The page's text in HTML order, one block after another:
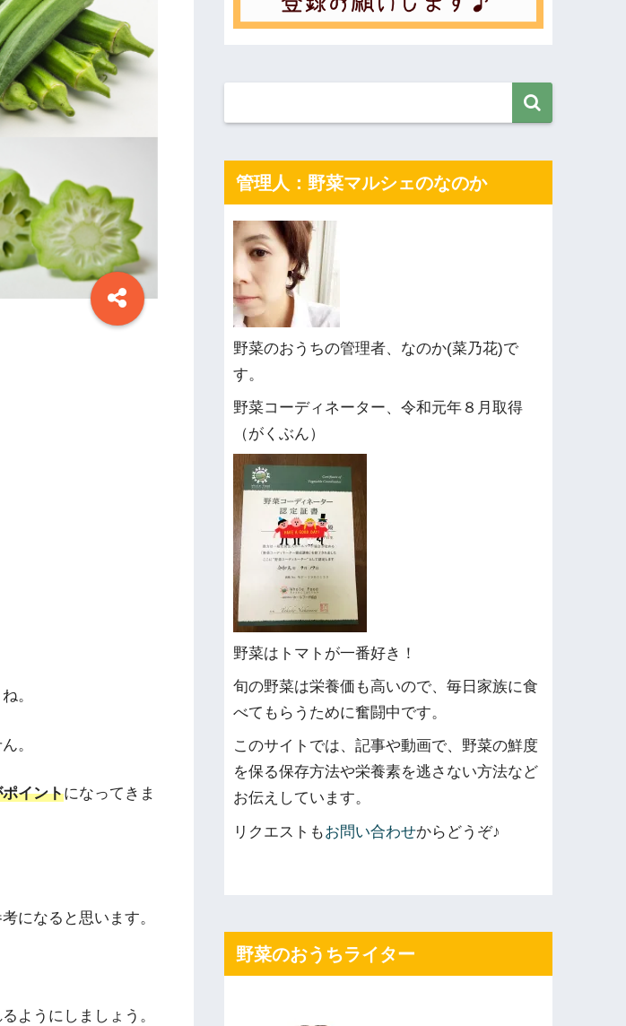
。
。
イントになってきま
になると思います。
ようにしましょう。
管理人：野菜マルシェのなのか
野菜のおうちの管理者、なのか(菜乃花)で
す。
野菜コーディネーター、令和元年８月取得
（がくぶん）
野菜はトマトが一番好き！
旬の野菜は栄養価も高いので、毎日家族に食
べてもらうために奮闘中です。
このサイトでは、記事や動画で、野菜の鮮度
を保る保存方法や栄養素を逃さない方法など
お伝えしています。
リクエストもお問い合わせからどうぞ♪
野菜のおうちライター